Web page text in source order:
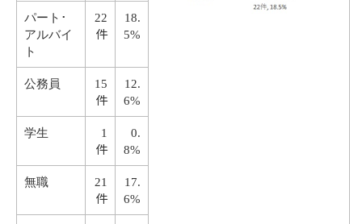
パート･
アルバイ
ト
22
件
18.
5%
公務員 15
件
12.
6%
学生 1
件
0.
8%
無職 21
件
17.
6%